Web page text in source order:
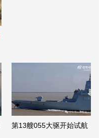
第13艘055大驱开始试航